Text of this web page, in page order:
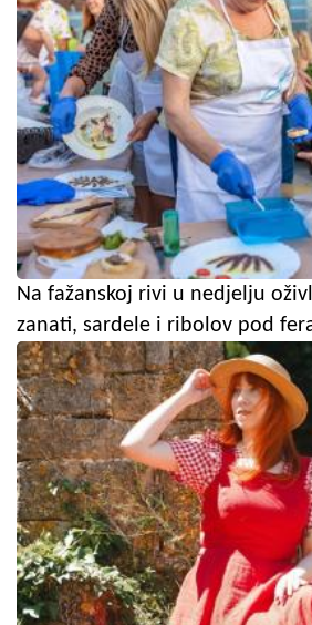
Na fažanskoj rivi u nedjelju
zanati, sardele i ribolov pod